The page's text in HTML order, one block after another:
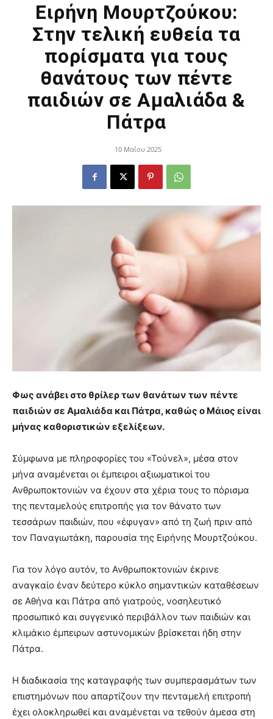
Ειρήνη Μουρτζούκου:
Στην τελική ευθεία τα
πορίσματα για τους
θανάτους των πέντε
παιδιών σε Αμαλιάδα &
Πάτρα
10 Μαΐου 2025
Φως ανάβει στο θρίλερ των θανάτων των πέντε
παιδιών σε Αμαλιάδα και Πάτρα, καθώς ο Μάιος είναι
μήνας καθοριστικών εξελίξεων.
Σύμφωνα με πληροφορίες του «Τούνελ», μέσα στον
μήνα αναμένεται οι έμπειροι αξιωματικοί του
Ανθρωποκτονιών να έχουν στα χέρια τους το πόρισμα
της πενταμελούς επιτροπής για τον θάνατο των
τεσσάρων παιδιών, που «έφυγαν» από τη ζωή πριν από
τον Παναγιωτάκη, παρουσία της Ειρήνης Μουρτζούκου.
Για τον λόγο αυτόν, το Ανθρωποκτονιών έκρινε
αναγκαίο έναν δεύτερο κύκλο σημαντικών καταθέσεων
σε Αθήνα και Πάτρα από γιατρούς, νοσηλευτικό
προσωπικό και συγγενικό περιβάλλον των παιδιών και
κλιμάκιο έμπειρων αστυνομικών βρίσκεται ήδη στην
Πάτρα.
Η διαδικασία της καταγραφής των συμπερασμάτων των
επιστημόνων που απαρτίζουν την πενταμελή επιτροπή
έχει ολοκληρωθεί και αναμένεται να τεθούν άμεσα στη